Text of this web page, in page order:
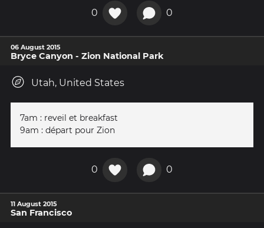
0 0
06 August 2015
Bryce Canyon - Zion National Park
Utah, United States
7am : reveil et breakfast
9am : départ pour Zion
0 0
11 August 2015
San Francisco